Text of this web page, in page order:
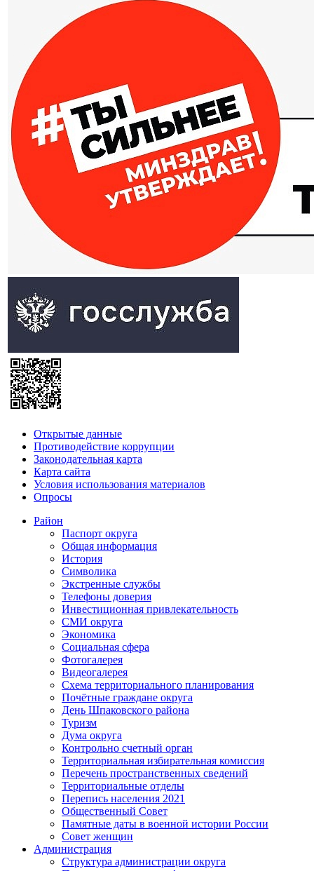
Открытые данные
Противодействие коррупции
Законодательная карта
Карта сайта
Условия использования материалов
Опросы
Район
Паспорт округа
Общая информация
История
Символика
Экстренные службы
Телефоны доверия
Инвестиционная привлекательность
СМИ округа
Экономика
Социальная сфера
Фотогалерея
Видеогалерея
Схема территориального планирования
Почётные граждане округа
День Шпаковского района
Туризм
Дума округа
Контрольно счетный орган
Территориальная избирательная комиссия
Перечень пространственных сведений
Территориальные отделы
Перепись населения 2021
Общественный Совет
Памятные даты в военной истории России
Совет женщин
Администрация
Структура администрации округа